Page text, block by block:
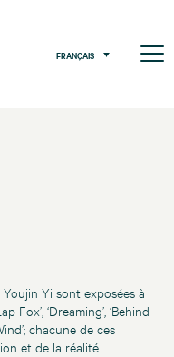
FRANÇAIS
Yi sont exposées à
Fox’, ‘Dreaming’, ‘Behind
chacune de ces
et de la réalité.